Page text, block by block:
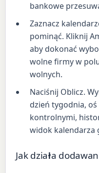
bankowe
Zaznacz
pominąć. Kliknij
aby dokonać
wolne firmy w
wolnych.
Naciśnij Oblicz.
dzień tygodnia,
kontrolnymi,
widok kalendarza
Jak działa